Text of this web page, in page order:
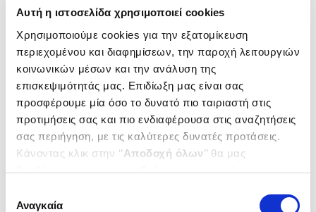
Αυτή η ιστοσελίδα χρησιμοποιεί cookies
Χρησιμοποιούμε cookies για την εξατομίκευση
περιεχομένου και διαφημίσεων, την παροχή λειτουργιών
κοινωνικών μέσων και την ανάλυση της
επισκεψιμότητάς μας. Επιδίωξη μας είναι σας
προσφέρουμε μία όσο το δυνατό πιο ταιριαστή στις
προτιμήσεις σας και πιο ενδιαφέρουσα στις αναζητήσεις
σας περιήγηση, με τις καλύτερες δυνατές προτάσεις.
Κάνοντας κλικ στην ‘’Αποδοχή όλων’’ θα μας
βοηθήσετε να ανταποκριθούμε στα παραπάνω.
ενδιαφέρουν και να επιλέξετε από τα παρακάτω με την
συγκατάθεσης
Αναγκαία
Δημοτικότητα